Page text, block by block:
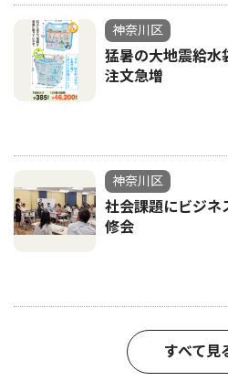
神奈川区
猛暑の大地震給
注文急増
神奈川区
社会課題にビジ
修会
すべて見